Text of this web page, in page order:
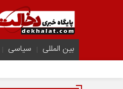
بین المللی سیاسی